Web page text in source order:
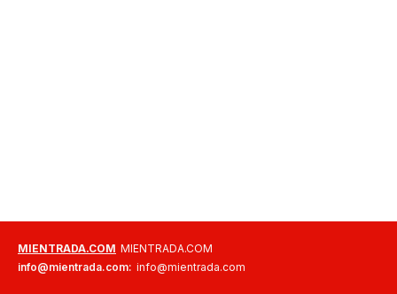
MIENTRADA.COM MIENTRADA.COM
info@mientrada.com: info@mientrada.com